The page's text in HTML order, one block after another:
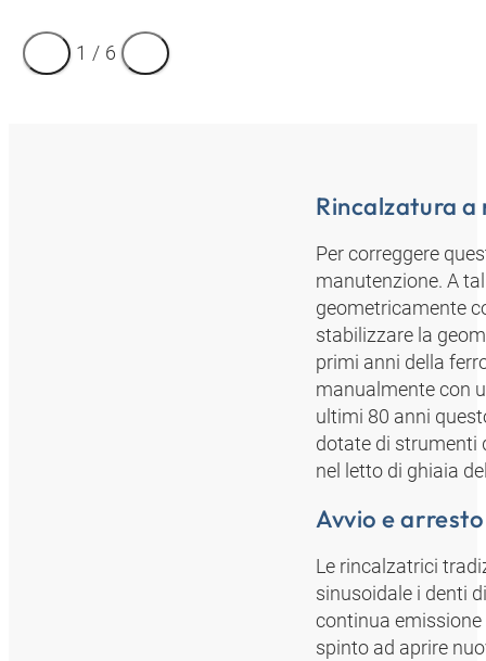
1 / 6
Rincalzatura a
Per correggere
manutenzione. A
geometricamente
stabilizzare la
primi anni della
manualmente con
ultimi 80 anni
dotate di strumenti
nel letto di ghiaia
Avvio e
Le rincalzatrici
sinusoidale i denti
continua
spinto ad aprire